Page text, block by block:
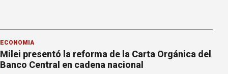
ECONOMÍA
Milei presentó la reforma de la Carta Orgánica del
Banco Central en cadena nacional